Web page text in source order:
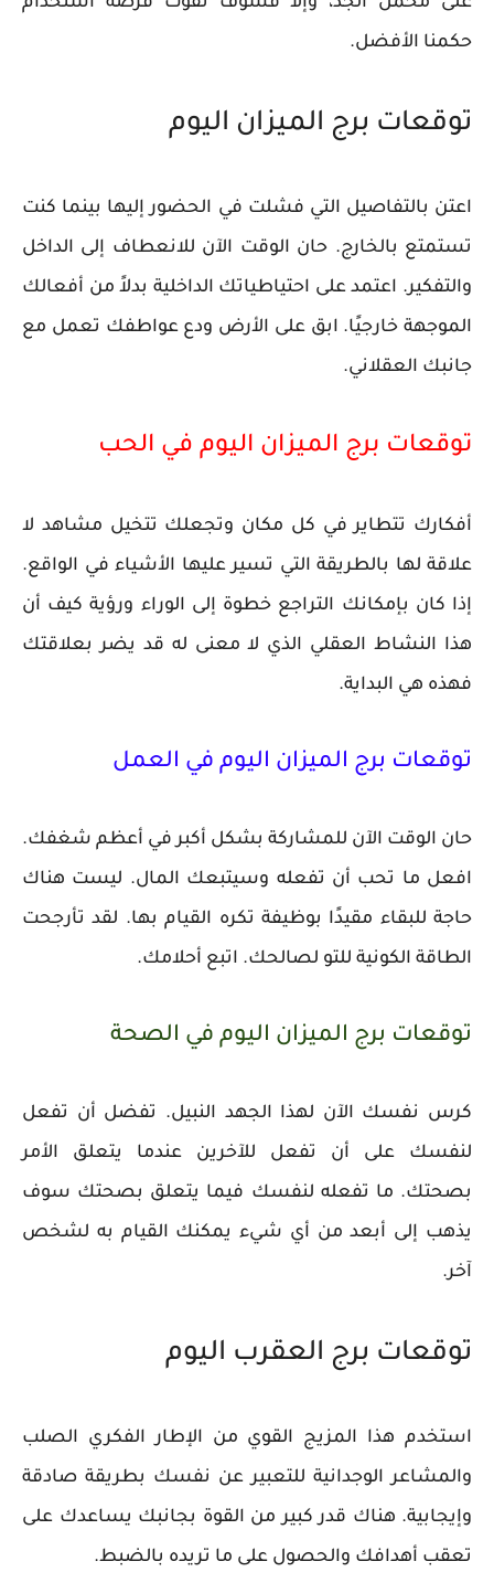
حكمنا الأفضل.
توقعات برج الميزان اليوم
اعتن بالتفاصيل التي فشلت في الحضور إليها بينما كنت
تستمتع بالخارج. حان الوقت الآن للانعطاف إلى الداخل
والتفكير. اعتمد على احتياطياتك الداخلية بدلاً من أفعالك
الموجهة خارجيًا. ابق على الأرض ودع عواطفك تعمل مع
جانبك العقلاني.
توقعات برج الميزان اليوم في الحب
أفكارك تتطاير في كل مكان وتجعلك تتخيل مشاهد لا
علاقة لها بالطريقة التي تسير عليها الأشياء في الواقع.
إذا كان بإمكانك التراجع خطوة إلى الوراء ورؤية كيف أن
هذا النشاط العقلي الذي لا معنى له قد يضر بعلاقتك
فهذه هي البداية.
توقعات برج الميزان اليوم في العمل
حان الوقت الآن للمشاركة بشكل أكبر في أعظم شغفك.
افعل ما تحب أن تفعله وسيتبعك المال. ليست هناك
حاجة للبقاء مقيدًا بوظيفة تكره القيام بها. لقد تأرجحت
الطاقة الكونية للتو لصالحك. اتبع أحلامك.
توقعات برج الميزان اليوم في الصحة
كرس نفسك الآن لهذا الجهد النبيل. تفضل أن تفعل
لنفسك على أن تفعل للآخرين عندما يتعلق الأمر
بصحتك. ما تفعله لنفسك فيما يتعلق بصحتك سوف
يذهب إلى أبعد من أي شيء يمكنك القيام به لشخص
آخر.
توقعات برج العقرب اليوم
استخدم هذا المزيج القوي من الإطار الفكري الصلب
والمشاعر الوجدانية للتعبير عن نفسك بطريقة صادقة
وإيجابية. هناك قدر كبير من القوة بجانبك يساعدك على
تعقب أهدافك والحصول على ما تريده بالضبط.